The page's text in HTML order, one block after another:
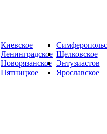
Киевское
Ленинградское
Новорязанское
Пятницкое
Щелковское
Энтузиастов
Ярославское